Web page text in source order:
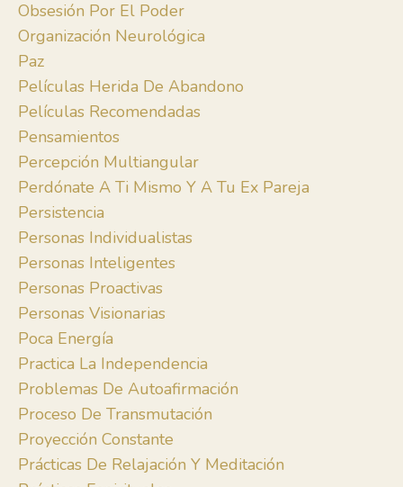
Obsesión Por El Poder
Organización Neurológica
Paz
Películas Herida De Abandono
Películas Recomendadas
Pensamientos
Percepción Multiangular
Perdónate A Ti Mismo Y A Tu Ex Pareja
Persistencia
Personas Individualistas
Personas Inteligentes
Personas Proactivas
Personas Visionarias
Poca Energía
Practica La Independencia
Problemas De Autoafirmación
Proceso De Transmutación
Proyección Constante
Prácticas De Relajación Y Meditación